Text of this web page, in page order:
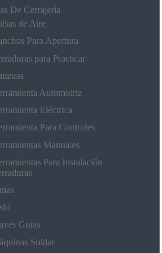
De Cerrajería
de Aire
Para Apertura
para Practicar
Automotriz
Eléctrica
Para Controles
Manuales
Para Instalación
Guias
Soldar